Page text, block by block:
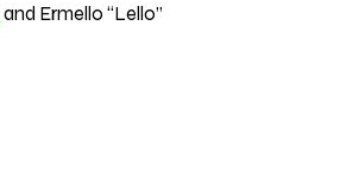
and Ermello “Lello”